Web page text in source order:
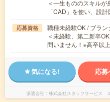
＜一生もののスキル
「CAD」を使い、設
応募資格
職種未経験OK / ブラ
＜未経験、第二新卒
問いません！※高卒以
気になる! 応
派遣会社 株式会社スタッフサービス